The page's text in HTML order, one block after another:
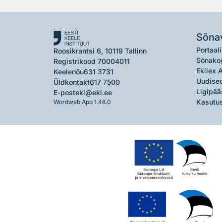
Roosikrantsi 6, 10119 Tallinn
Registrikood 70004011
Keelenõu631 3731
Üldkontakt617 7500
E-posteki@eki.ee
Wordweb App 1.48.0
Ekilex